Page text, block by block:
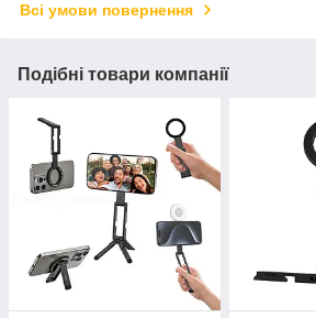
Всі умови повернення
Подібні товари компанії